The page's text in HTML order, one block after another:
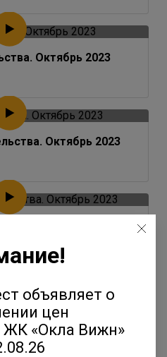
Октябрь 2023
Октябрь 2023
Октябрь 2023
объявляет о
цен
ЖК «Окла Вижн»